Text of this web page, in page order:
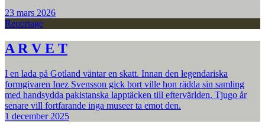
23 mars 2026
Reportage
A R V E T
I en lada på Gotland väntar en skatt. Innan den legendariska
formgivaren Inez Svensson gick bort ville hon rädda sin samling
med handsydda pakistanska lapptäcken till eftervärlden. Tjugo år
senare vill fortfarande inga museer ta emot den.
1 december 2025